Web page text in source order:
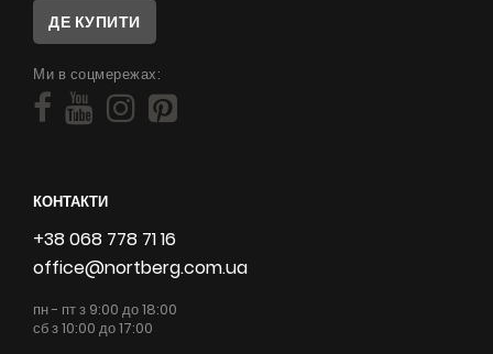
ДЕ КУПИТИ
Ми в соцмережах:
КОНТАКТИ
+38 068 778 71 16
office@nortberg.com.ua
пн - пт з 9:00 до 18:00
сб з 10:00 до 17:00